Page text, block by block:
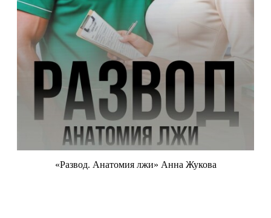
«Развод. Анатомия лжи» Анна Жукова